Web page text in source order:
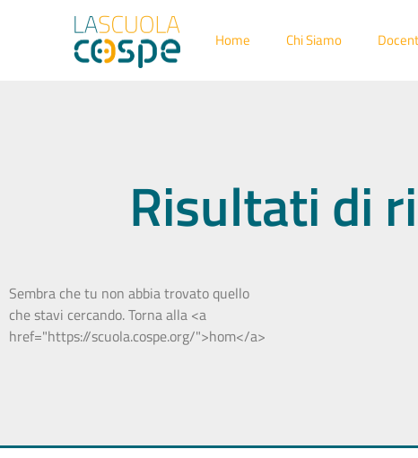
Home Chi Siamo
Risultati di
Sembra che tu non abbia trovato quello
che stavi cercando. Torna alla <a
href="https://scuola.cospe.org/">hom</a>